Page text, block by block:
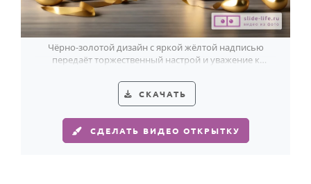
По годам
Чёрно-золотой дизайн с яркой жёлтой надписью
передаёт торжественный настрой и уважение к
СКАЧАТЬ
СДЕЛАТЬ ВИДЕО ОТКРЫТКУ